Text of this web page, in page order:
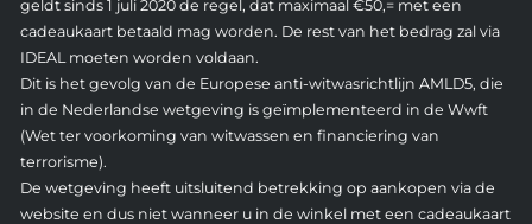
geldt sinds 1 juli 2020 de regel, dat maximaal €50,= met een
cadeaukaart betaald mag worden. De rest van het bedrag zal via
IDEAL moeten worden voldaan.
Dit is het gevolg van de Europese anti-witwasrichtlijn AMLD5, die
in de Nederlandse wetgeving is geïmplementeerd in de Wwft
(Wet ter voorkoming van witwassen en financiering van
terrorisme).
De wetgeving heeft uitsluitend betrekking op aankopen via de
website en dus niet wanneer u in de winkel met een cadeaukaart